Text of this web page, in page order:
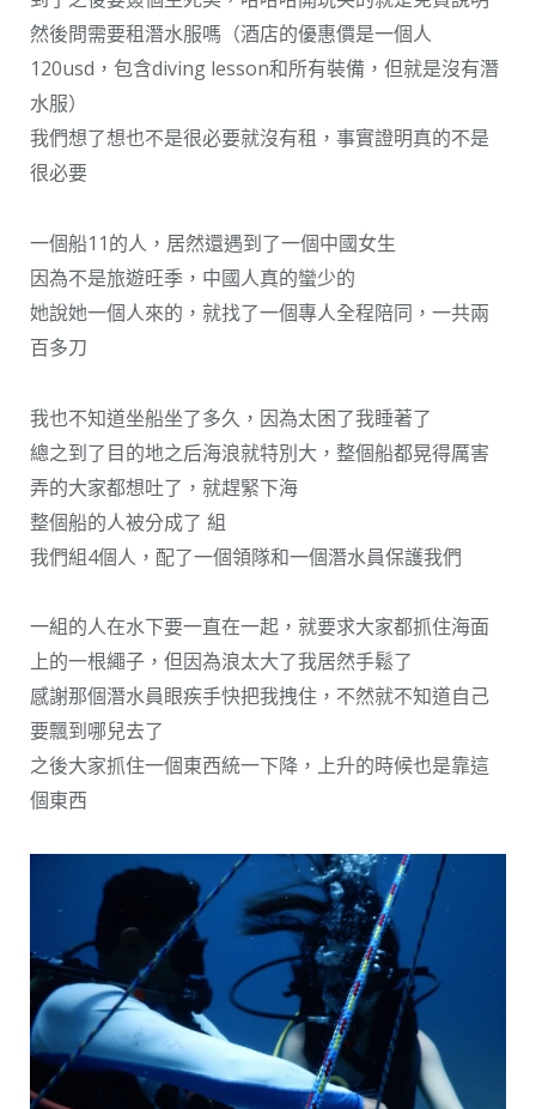
然後問需要租潛水服嗎（酒店的優惠價是一個人
120usd，包含diving lesson和所有裝備，但就是沒有潛
水服）
我們想了想也不是很必要就沒有租，事實證明真的不是
很必要
一個船11的人，居然還遇到了一個中國女生
因為不是旅遊旺季，中國人真的蠻少的
她說她一個人來的，就找了一個專人全程陪同，一共兩
百多刀
我也不知道坐船坐了多久，因為太困了我睡著了
總之到了目的地之后海浪就特別大，整個船都晃得厲害
弄的大家都想吐了，就趕緊下海
整個船的人被分成了 組
我們組4個人，配了一個領隊和一個潛水員保護我們
一組的人在水下要一直在一起，就要求大家都抓住海面
上的一根繩子，但因為浪太大了我居然手鬆了
感謝那個潛水員眼疾手快把我拽住，不然就不知道自己
要飄到哪兒去了
之後大家抓住一個東西統一下降，上升的時候也是靠這
個東西